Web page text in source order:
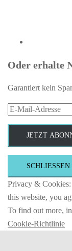
Oder erhalte
Garantiert kein
E-
AdresseJETZT
Privacy &
this website, you
To find out more,
Cookie-Richtlinie